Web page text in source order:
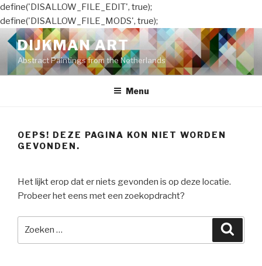
define('DISALLOW_FILE_EDIT', true);
define('DISALLOW_FILE_MODS', true);
Naar
de
inhoud
springen
DIJKMAN ART
Abstract Paintings from the Netherlands
Menu
OEPS! DEZE PAGINA KON NIET WORDEN
GEVONDEN.
Het lijkt erop dat er niets gevonden is op deze locatie.
Probeer het eens met een zoekopdracht?